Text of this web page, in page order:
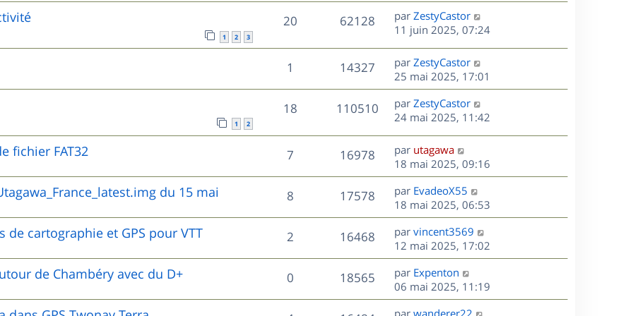
e
s
e
s
s
e
e
s
r
m
s
a
e
p
o
e
s
i
e
r
m
e
s
a
g
e
1 2 3
20R
é
e
62128V
u
e
D
e
i
e
r
m
s
a
e
par ZestyCastor
11 juin 2025, 07:24
1
é
p
s
e
s
14327V
u
e
D
e
r
n
i
r
m
e
s
s
a
g
e
par ZestyCastor
25 mai 2025, 17:01
1 2
18R
é
e
110510V
u
D
e
i
e
r
m
e
s
s
a
g
e
par ZestyCastor
24 mai 2025, 11:42
fichier FAT32 7R
é
p
n
s
16978V
u
e
s
D
e
r
n
i
e
r
m
e
s
s
a
par utagawa
18 mai 2025, 09:16
du 15 mai 8R
é
p
n
17578V
u
e
D
e
r
n
i
e
r
m
e
par EvadeoX55
18 mai 2025, 06:53
cartographie et GPS pour VTT 2R
é
p
16468V
u
e
D
e
r
n
i
e
par vincent3569
12 mai 2025, 17:02
de Chambéry avec du D+ 0R
é
18565V
u
D
e
r
par Expenton
06 mai 2025, 11:19
D
par wanderer22